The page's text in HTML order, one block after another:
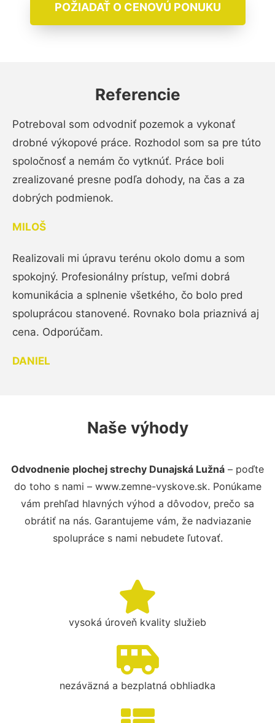
POŽIADAŤ O CENOVÚ PONUKU
Referencie
Potreboval som odvodniť pozemok a vykonať
drobné výkopové práce. Rozhodol som sa pre túto
spoločnosť a nemám čo vytknúť. Práce boli
zrealizované presne podľa dohody, na čas a za
dobrých podmienok.
MILOŠ
Realizovali mi úpravu terénu okolo domu a som
spokojný. Profesionálny prístup, veľmi dobrá
komunikácia a splnenie všetkého, čo bolo pred
spoluprácou stanovené. Rovnako bola priaznivá aj
cena. Odporúčam.
DANIEL
Naše výhody
Odvodnenie plochej strechy Dunajská Lužná – poďte
do toho s nami – www.zemne-vyskove.sk. Ponúkame
vám prehľad hlavných výhod a dôvodov, prečo sa
obrátiť na nás. Garantujeme vám, že nadviazanie
spolupráce s nami nebudete ľutovať.
vysoká úroveň kvality služieb
nezáväzná a bezplatná obhliadka